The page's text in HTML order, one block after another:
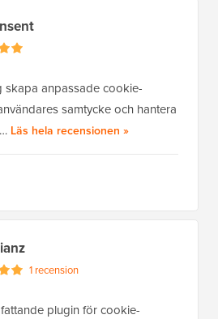
skapa anpassade cookie-
samtycke och hantera
Läs hela recensionen av WPConsent
»
1 recension
plugin för cookie-